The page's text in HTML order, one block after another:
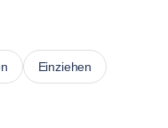
Einziehen